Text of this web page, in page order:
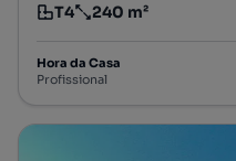
Tipologia
T4
Preço por metro quadrado
240 m²
Hora da Casa
Profissional